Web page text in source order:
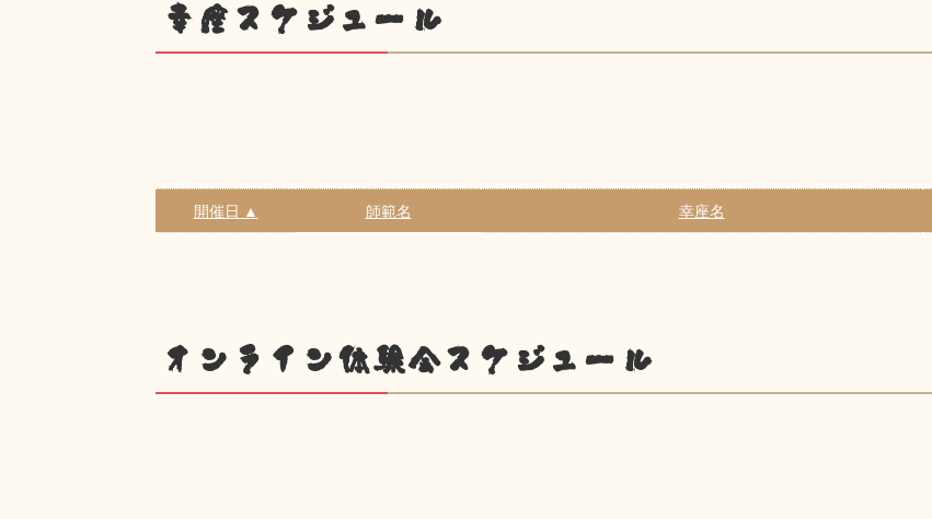
幸座スケジュール
開催日 ▲ 師範名 幸座名
オンライン体験会スケジュール